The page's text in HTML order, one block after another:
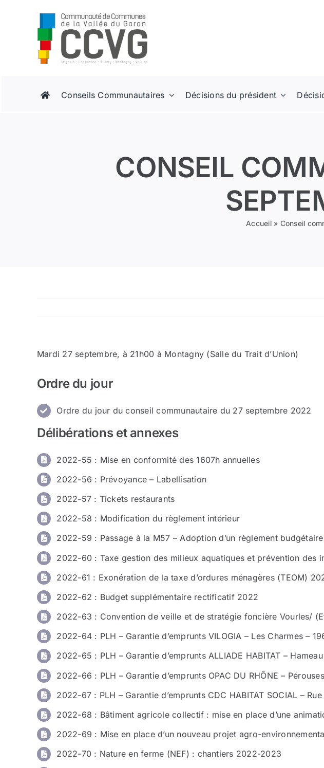
Conseils Communautaires Décisions du président
CONSEIL
Accueil» Conseil
Mardi 27 septembre, à 21h00 à Montagny (Salle du Trait d’Union)
Ordre du jour
Ordre du jour du conseil communautaire du 27 septembre 2022
Délibérations et annexes
2022-55 : Mise en conformité des 1607h annuelles
2022-56 : Prévoyance – Labellisation
2022-57 : Tickets restaurants
2022-58 : Modification du règlement intérieur
2022-59 : Passage à la M57 – Adoption d’un règlement
2022-60 : Taxe gestion des milieux aquatiques et prévention des
2022-61 : Exonération de la taxe d’ordures ménagères (TEOM)
2022-62 : Budget supplémentaire rectificatif 2022
2022-63 : Convention de veille et de stratégie foncière Vourles/
2022-64 : PLH – Garantie d’emprunts VILOGIA – Les Charmes –
2022-65 : PLH – Garantie d’emprunts ALLIADE HABITAT –
2022-66 : PLH – Garantie d’emprunts OPAC DU RHÔNE –
2022-67 : PLH – Garantie d’emprunts CDC HABITAT SOCIAL –
2022-68 : Bâtiment agricole collectif : mise en place d’une
2022-69 : Mise en place d’un nouveau projet agro-
2022-70 : Nature en ferme (NEF) : chantiers 2022-2023